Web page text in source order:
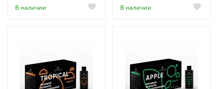
В наличии В наличии